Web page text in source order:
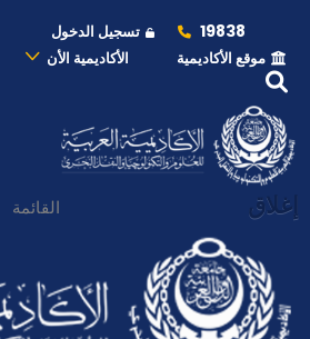
19838 تسجيل الدخول
موقع الأكاديمية
الأكاديمية الأن
إغلاق القائمة